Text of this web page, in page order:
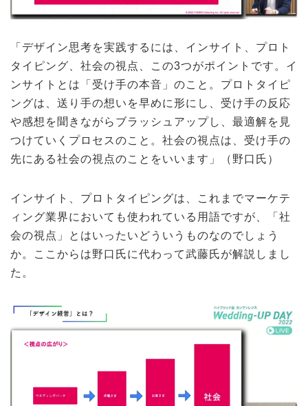
「デザイン思考を実践するには、インサイト、プロト
タイピング、社会の視点、この3つがポイントです。イ
ンサイトとは「受け手の本音」のこと。プロトタイピ
ングは、送り手の想いを早めに形にし、受け手の反応
や感想を聞きながらブラッシュアップし、最適解を見
つけていくプロセスのこと。社会の視点は、受け手の
先にある社会の視点のことをいいます」（野口氏）
インサイト、プロトタイピングは、これまでマーケテ
ィング業界においても使われている用語ですが、「社
会の視点」とはいったいどういうものなのでしょう
か。ここからは野口氏に代わって武藤氏が解説しまし
た。